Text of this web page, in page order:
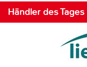
Händler des Tages